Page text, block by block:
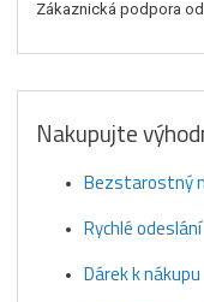
Zákaznická podpora
Nakupujte
Bezstarostný
Rychlé odeslání
Dárek k nákupu